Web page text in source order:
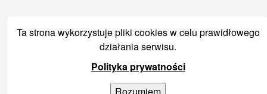
Ta strona wykorzystuje pliki cookies w celu prawidłowego
działania serwisu.
Polityka prywatności